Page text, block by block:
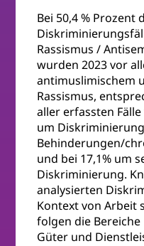
Bei 50,4 %
Rassismus /
wurden 2023 vor
antimuslimischem
Rassismus,
aller erfassten Fälle
um
Behinderungen/
und bei 17,1% um
Diskriminierung.
analysierten
Kontext von Arbeit
folgen die Bereiche
Güter und